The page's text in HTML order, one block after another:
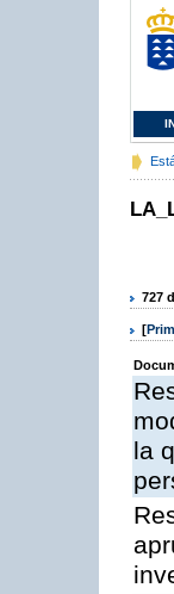
727
[
la